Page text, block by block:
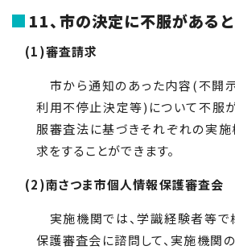
11、市の決定に不服がある
(1)審査請求
市から通知のあった内容(不開示
利用不停止決定等)について不服
服審査法に基づきそれぞれの実
求をすることができます。
(2)南さつま市個人情報保護審査会
実施機関では、学識経験者等で
保護審査会に諮問して、実施機関